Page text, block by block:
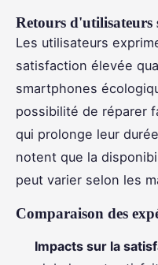
Retours
Les utilisateurs
satisfaction élevée
smartphones
possibilité de réparer
qui prolonge leur
notent que la
peut varier selon les
Comparaison des
Impacts sur la